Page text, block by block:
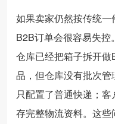
如果卖家仍然按传统
B2B订单会很容易失
仓库已经把箱子拆开
品，但仓库没有批次
只配置了普通快递；
存完整物流资料。这